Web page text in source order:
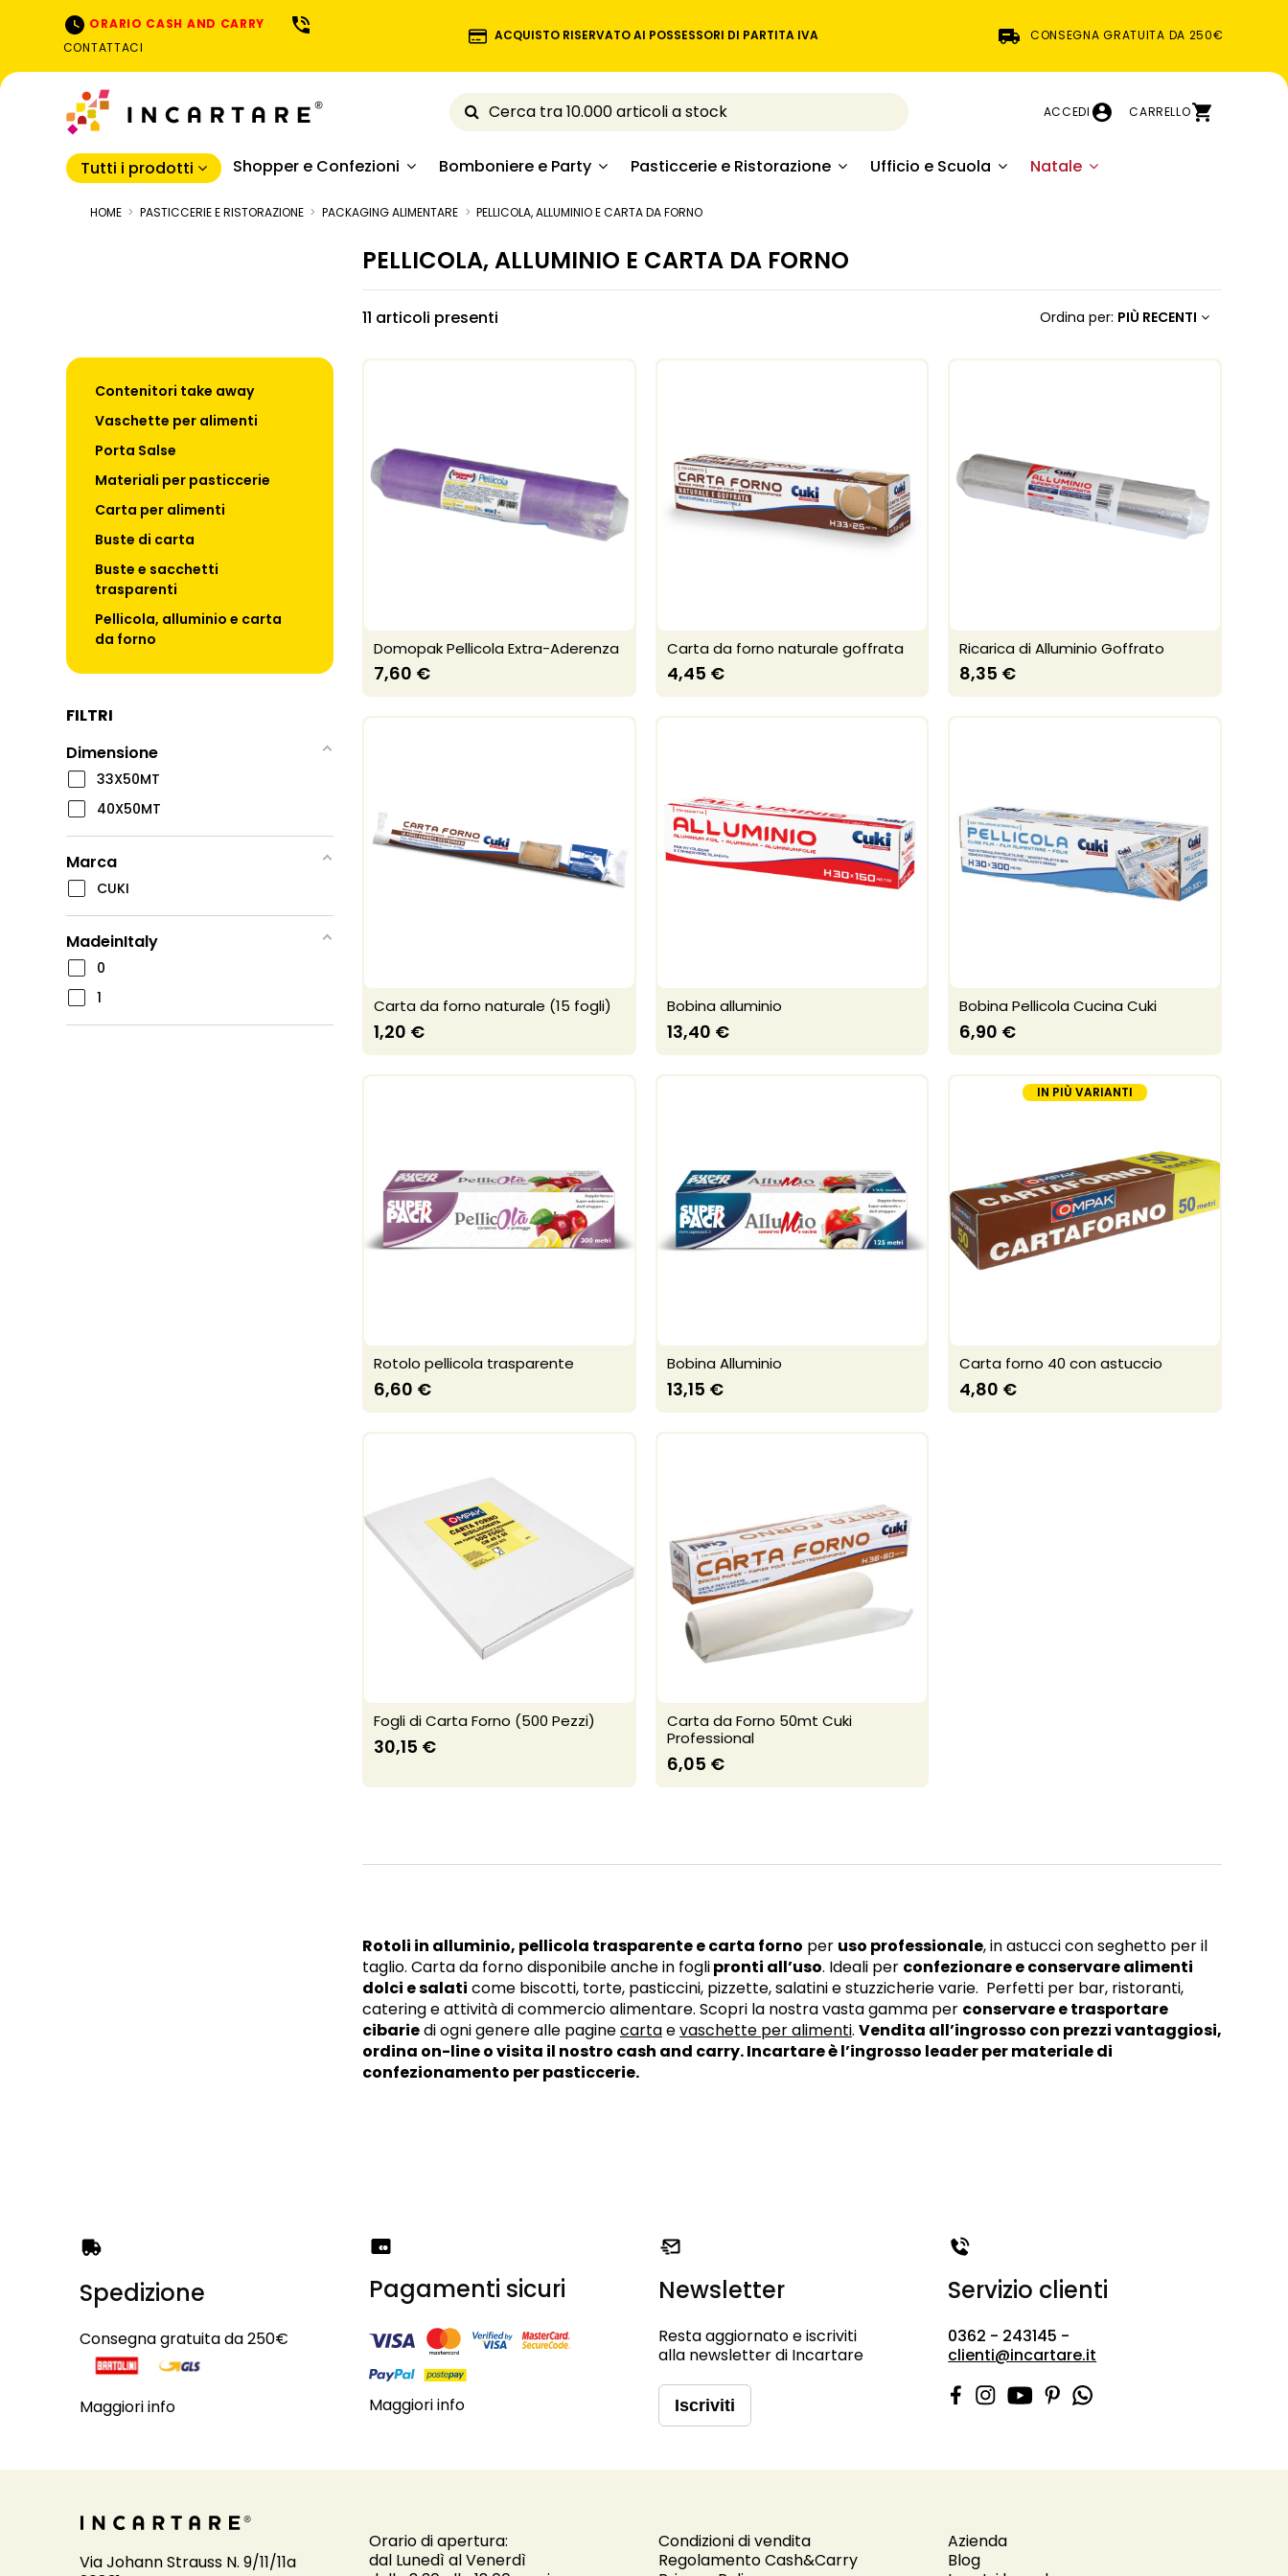
ORARIO CASH AND CARRY
CONTATTACI
ACQUISTO RISERVATO AI POSSESSORI DI PARTITA IVA CONSEGNA GRATUITA DA 250€
ACCEDI CARRELLO
Tutti i prodotti Shopper e Confezioni Bomboniere e Party Pasticcerie e Ristorazione Ufficio e Scuola Natale
HOME PASTICCERIE E RISTORAZIONE PACKAGING ALIMENTARE PELLICOLA, ALLUMINIO E CARTA DA FORNO
PELLICOLA, ALLUMINIO E CARTA DA FORNO
11 articoli presenti Ordina per: PIÙ RECENTI
Domopak Pellicola Extra-Aderenza
7,60 €
Carta da forno naturale goffrata
4,45 €
Ricarica di Alluminio Goffrato
8,35 €
Carta da forno naturale (15 fogli)
1,20 €
Bobina alluminio
13,40 €
Bobina Pellicola Cucina Cuki
6,90 €
Rotolo pellicola trasparente
6,60 €
Bobina Alluminio
13,15 €
IN PIÙ VARIANTI
Carta forno 40 con astuccio
4,80 €
Fogli di Carta Forno (500 Pezzi)
30,15 €
Carta da Forno 50mt Cuki
Professional
6,05 €
Rotoli in alluminio, pellicola trasparente e carta forno per uso professionale, in astucci con seghetto per il
taglio. Carta da forno disponibile anche in foglipronti all’uso. Ideali per confezionare e conservare alimenti
dolci e salati come biscotti, torte, pasticcini, pizzette, salatini e stuzzicherie varie. Perfetti per bar, ristoranti,
catering e attività di commercio alimentare. Scopri la nostra vasta gamma per conservare e trasportare
cibariedi ogni genere alle paginecartaevaschette per alimenti. Vendita all’ingrosso con prezzi vantaggiosi,
ordina on-line o visita il nostro cash and carry. Incartare è l’ingrosso leader per materiale di
confezionamento per pasticcerie.
Contenitori take away
Vaschette per alimenti
Porta Salse
Materiali per pasticcerie
Carta per alimenti
Buste di carta
Buste e sacchetti
trasparenti
Pellicola, alluminio e carta
da forno
FILTRI
Dimensione
33X50MT
40X50MT
Marca
CUKI
MadeinItaly
0
1
Spedizione
Consegna gratuita da 250€
Maggiori info
Pagamenti sicuri
Maggiori info
Newsletter
Resta aggiornato e iscriviti
alla newsletter di Incartare
Iscriviti
Servizio clienti
0362 - 243145 -
clienti@incartare.it
Via Johann Strauss N. 9/11/11a
Orario di apertura:
dal Lunedì al Venerdì
Condizioni di vendita
Regolamento Cash&Carry
Azienda
Blog